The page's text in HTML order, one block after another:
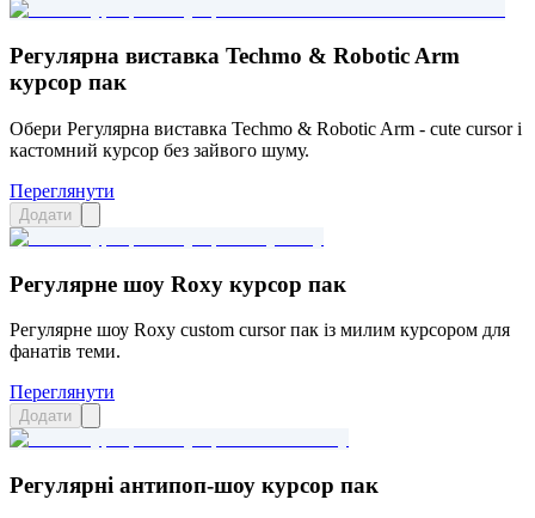
Регулярна виставка Techmo & Robotic Arm
курсор пак
Обери Регулярна виставка Techmo & Robotic Arm - cute cursor і
кастомний курсор без зайвого шуму.
Переглянути
Додати
Регулярне шоу Roxy курсор пак
Регулярне шоу Roxy custom cursor пак із милим курсором для
фанатів теми.
Переглянути
Додати
Регулярні антипоп-шоу курсор пак